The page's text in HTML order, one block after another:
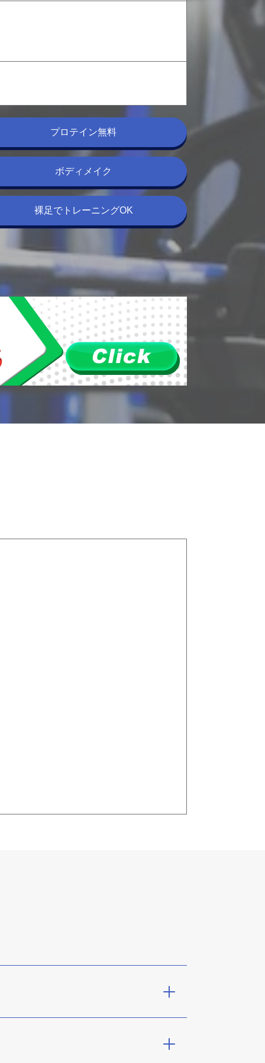
プロテイン無料
ボディメイク
裸足でトレーニングOK